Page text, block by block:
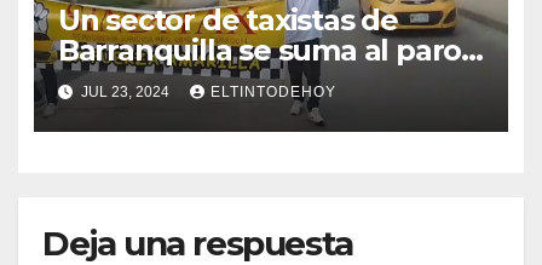
Un sector de taxistas de
Barranquilla se suma al paro
nacional
JUL 23, 2024 ELTINTODEHOY
Deja una respuesta